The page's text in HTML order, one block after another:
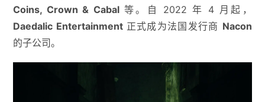
Coins, Crown & Cabal等。自 2022 年 4 月起，
Daedalic Entertainment正式成为法国发行商 Nacon
的子公司。